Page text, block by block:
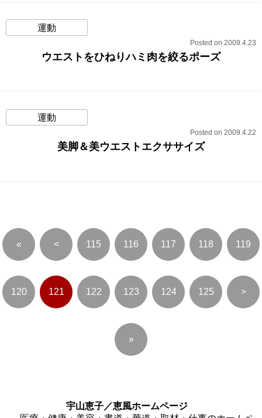
運動
Posted on 2009.4.23
ウエストをひねりハミ肉を絞るポーズ
運動
Posted on 2009.4.22
美脚＆美ウエストエクササイズ
« < 115 116 117 118 119
120 121 122 123 124 125 >
»
宇山恵子／恵風ホームページ